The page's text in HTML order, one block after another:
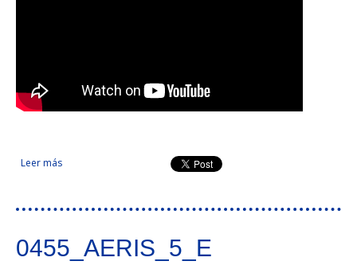
Leer más sobre Transferencia y valorización de nanotecnologías a
PYMES innovadoras (early adopters) de la Eurorregión
0455_AERIS_5_E